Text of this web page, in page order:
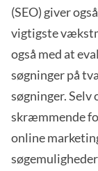
(SEO) giver
vigtigste
også med at
søgninger på
søgninger.
skræmmende
online